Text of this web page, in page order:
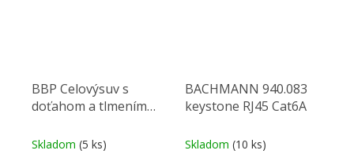
BBP Celovýsuv s
doťahom a tlmením
kartotéky
Skladom (5 ks)
BACHMANN 940.083
keystone RJ45 Cat6A
Skladom (10 ks)